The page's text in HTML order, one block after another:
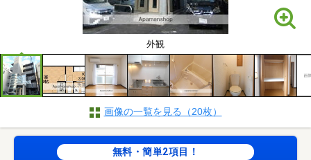
外観
画像の一覧を見る（20枚）
無料・簡単2項目！